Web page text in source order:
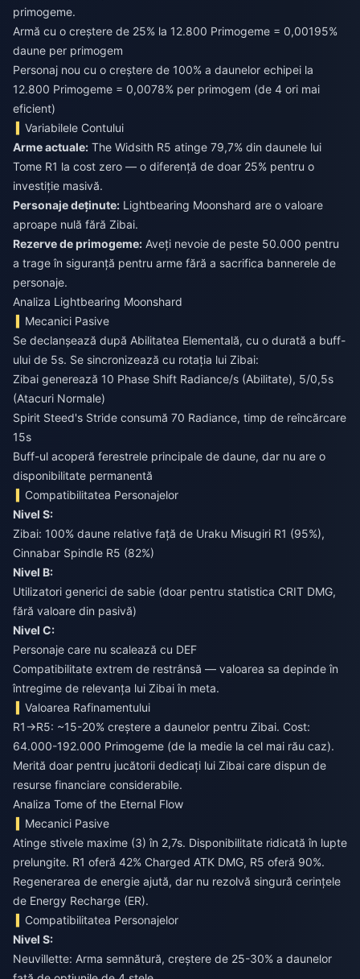
primogeme.
Armă cu o creștere de 25% la 12.800 Primogeme = 0,00195%
daune per primogem
Personaj nou cu o creștere de 100% a daunelor echipei la
12.800 Primogeme = 0,0078% per primogem (de 4 ori mai
eficient)
Variabilele Contului
Arme actuale: The Widsith R5 atinge 79,7% din daunele lui
Tome R1 la cost zero — o diferență de doar 25% pentru o
investiție masivă.
Personaje deținute: Lightbearing Moonshard are o valoare
aproape nulă fără Zibai.
Rezerve de primogeme: Aveți nevoie de peste 50.000 pentru
a trage în siguranță pentru arme fără a sacrifica bannerele de
personaje.
Analiza Lightbearing Moonshard
Mecanici Pasive
Se declanșează după Abilitatea Elementală, cu o durată a buff-
ului de 5s. Se sincronizează cu rotația lui Zibai:
Zibai generează 10 Phase Shift Radiance/s (Abilitate), 5/0,5s
(Atacuri Normale)
Spirit Steed's Stride consumă 70 Radiance, timp de reîncărcare
15s
Buff-ul acoperă ferestrele principale de daune, dar nu are o
disponibilitate permanentă
Compatibilitatea Personajelor
Nivel S:
Zibai: 100% daune relative față de Uraku Misugiri R1 (95%),
Cinnabar Spindle R5 (82%)
Nivel B:
Utilizatori generici de sabie (doar pentru statistica CRIT DMG,
fără valoare din pasivă)
Nivel C:
Personaje care nu scalează cu DEF
Compatibilitate extrem de restrânsă — valoarea sa depinde în
întregime de relevanța lui Zibai în meta.
Valoarea Rafinamentului
R1→R5: ~15-20% creștere a daunelor pentru Zibai. Cost:
64.000-192.000 Primogeme (de la medie la cel mai rău caz).
Merită doar pentru jucătorii dedicați lui Zibai care dispun de
resurse financiare considerabile.
Analiza Tome of the Eternal Flow
Mecanici Pasive
Atinge stivele maxime (3) în 2,7s. Disponibilitate ridicată în lupte
prelungite. R1 oferă 42% Charged ATK DMG, R5 oferă 90%.
Regenerarea de energie ajută, dar nu rezolvă singură cerințele
de Energy Recharge (ER).
Compatibilitatea Personajelor
Nivel S:
Neuvillette: Arma semnătură, creștere de 25-30% a daunelor